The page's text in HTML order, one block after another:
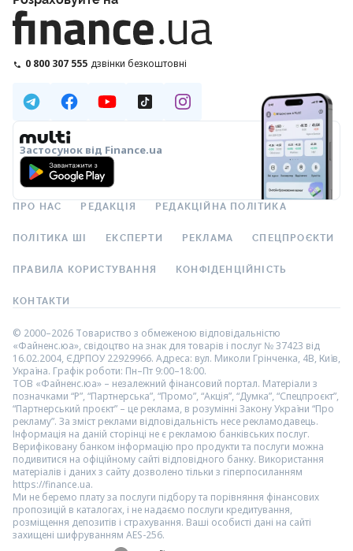
0 800 307 555 дзвінки безкоштовні
Застосунок від Finance.ua
ПРО НАС РЕДАКЦІЯ РЕДАКЦІЙНА ПОЛІТИКА
ПОЛІТИКА ШІ ЕКСПЕРТИ РЕКЛАМА СПЕЦПРОЄКТИ
ПРАВИЛА КОРИСТУВАННЯ КОНФІДЕНЦІЙНІСТЬ
КОНТАКТИ
© 2000–2026 Товариство з обмеженою відповідальністю
«Файненс.юа», свідоцтво на знак для товарів і послуг № 37423 від
16.02.2004, ЄДРПОУ 22929966. Адреса: вул. Миколи Грінченка, 4В, Київ,
Україна. Графік роботи: Пн–Пт 9:00–18:00.
ТОВ «Файненс.юа» – незалежний фінансовий портал. Матеріали з
позначками “Р”, “Партнерська”, “Промо”, “Акція”, “Думка”, “Спецпроєкт”,
“Партнерський проєкт” – це реклама, в розумінні Закону України “Про
рекламу”. За зміст реклами відповідальність несе рекламодавець.
Інформація на даній сторінці не є рекламою банківських послуг.
Верифіковану банком інформацію про продукти та послуги можна
подивитися на офіційному сайті відповідного банку. Використання
матеріалів і даних з сайту дозволено тільки з гіперпосиланням
https://finance.ua.
Ми не беремо плату за послуги підбору та порівняння фінансових
пропозицій в каталогах, і не надаємо послуги кредитування,
розміщення депозитів і страхування. Ваші особисті дані на сайті
захищені шифруванням AES-256.